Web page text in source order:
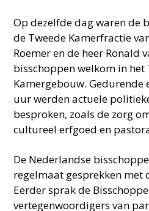
Op dezelfde dag waren de
de Tweede Kamerfractie
Roemer en de heer Ronald
bisschoppen welkom in het
Kamergebouw. Gedurende
uur werden actuele
besproken, zoals de zorg
cultureel erfgoed en
De Nederlandse
regelmaat gesprekken met
Eerder sprak de
vertegenwoordigers van